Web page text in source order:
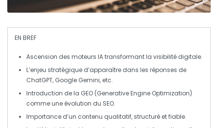
EN BREF
Ascension des moteurs IAtransformant la visibilité digitale.
L’enjeu stratégique d’apparaître dans les réponses de
ChatGPT, Google Gemini, etc.
Introduction de la GEO (Generative Engine Optimization)
comme une évolution du SEO.
Importance d’un contenu qualitatif, structuré etfiable.